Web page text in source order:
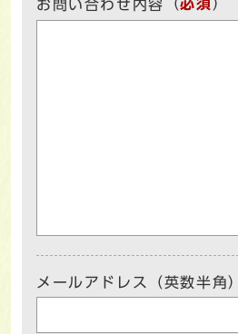
お問い合わせ内容 （必須）
メールアドレス（英数半角）